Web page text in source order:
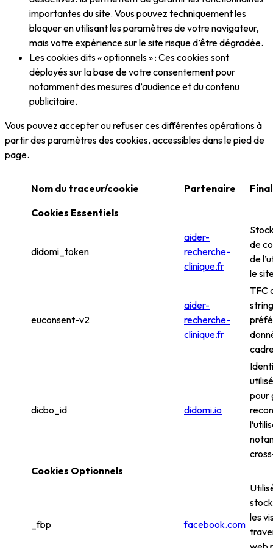
importantes du site. Vous pouvez techniquement les
bloquer en utilisant les paramètres de votre navigateur,
mais votre expérience sur le site risque d’être dégradée.
Les cookies dits « optionnels » : Ces cookies sont
déployés sur la base de votre consentement pour
notamment des mesures d’audience et du contenu
publicitaire.
Vous pouvez accepter ou refuser ces différentes opérations à
partir des paramètres des cookies, accessibles dans le pied de
page.
Nom du traceur/cookie Partenaire
Cookies Essentiels
didomi_token
aider-
recherche-
clinique.fr
de
de
le
euconsent-v2
aider-
recherche-
clinique.fr
TFC
dicbo_id didomi.io
pour
Cookies Optionnels
_fbp facebook.com
les